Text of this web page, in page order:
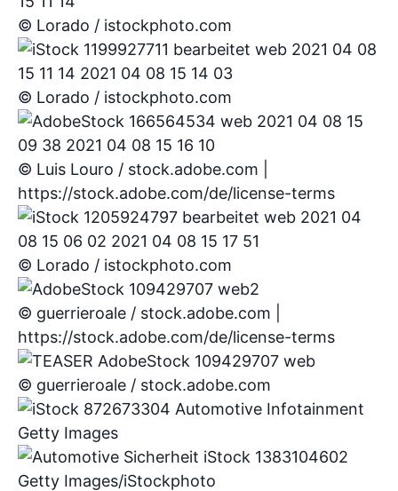
© Lorado / istockphoto.com
© Lorado / istockphoto.com
© Luis Louro / stock.adobe.com |
https://stock.adobe.com/de/license-terms
© Lorado / istockphoto.com
© guerrieroale / stock.adobe.com |
https://stock.adobe.com/de/license-terms
© guerrieroale / stock.adobe.com
Getty Images
Getty Images/iStockphoto